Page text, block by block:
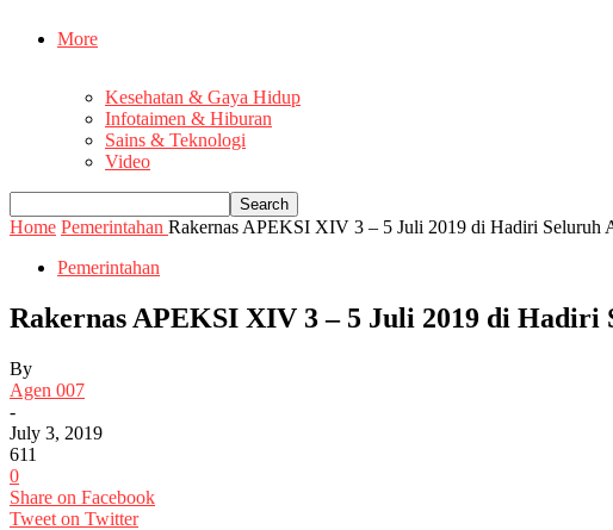
More
Kesehatan & Gaya Hidup
Infotaimen & Hiburan
Sains & Teknologi
Video
Home Pemerintahan Rakernas APEKSI XIV 3 – 5 Juli 2019 di Hadiri Seluruh
Pemerintahan
Rakernas APEKSI XIV 3 – 5 Juli 2019 di Hadiri
By
Agen 007
-
July 3, 2019
611
0
Share on Facebook
Tweet on Twitter